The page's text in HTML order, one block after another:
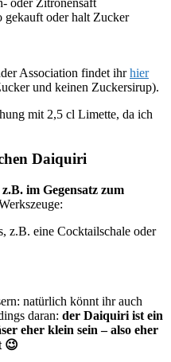
gekauft oder halt Zucker
Association findet ihrhier
und keinen Zuckersirup).
mit 2,5 cl Limette, da ich
Daiquiri
im Gegensatz zum
z.B. eine Cocktailschale oder
natürlich könnt ihr auch
daran: der Daiquiri ist ein
eher klein sein – also eher
😉